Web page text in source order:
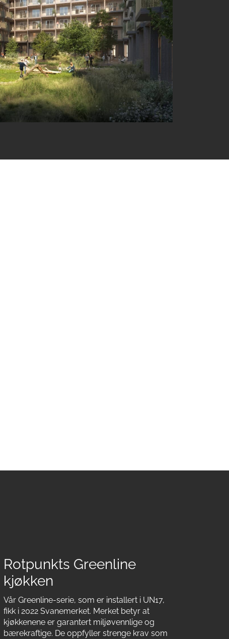
Rotpunkts Greenline
kjøkken
Vår Greenline-serie, som er installert i UN17,
fikk i 2022 Svanemerket. Merket betyr at
kjøkkenene er garantert miljøvennlige og
bærekraftige. De oppfyller strenge krav som